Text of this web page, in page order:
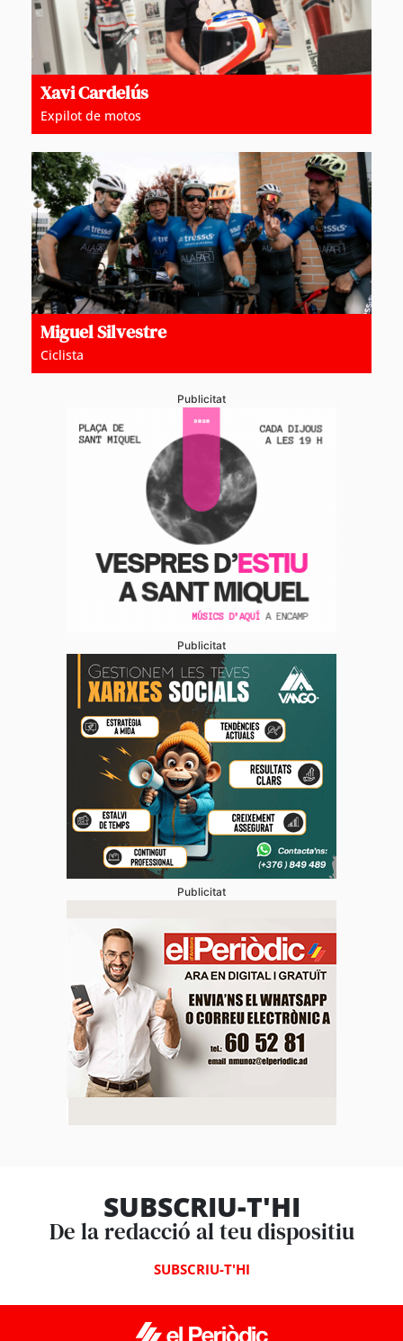
Xavi Cardelús
Expilot de motos
Miguel Silvestre
Ciclista
Publicitat
Publicitat
Publicitat
SUBSCRIU-T'HI
De la redacció al teu dispositiu
SUBSCRIU-T'HI